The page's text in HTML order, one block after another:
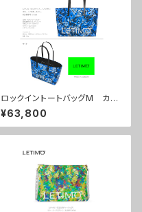
ロックイントートバッグM カラ
ー/プロポーズブルー ■配送
まで約１か月
¥63,800